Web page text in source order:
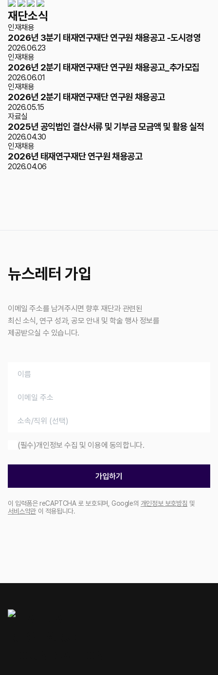
재단소식
인재채용
2026년 3분기 태재연구재단 연구원 채용공고 -도시경영
2026.06.23
인재채용
2026년 2분기 태재연구재단 연구원 채용공고_추가모집
2026.06.01
인재채용
2026년 2분기 태재연구재단 연구원 채용공고
2026.05.15
자료실
2025년 공익법인 결산서류 및 기부금 모금액 및 활용 실적
2026.04.30
인재채용
2026년 태재연구재단 연구원 채용공고
2026.04.06
뉴스레터 가입
이메일 주소를 남겨주시면 향후 재단과 관련된
최신 소식, 연구 성과, 공모 안내 및 학술 행사 정보를
제공받으실 수 있습니다.
(필수)개인정보 수집 및 이용에 동의합니다.
가입하기
이 입력폼은 reCAPTCHA 로 보호되며, Google의 개인정보 보호방침 및
서비스약관 이 적용됩니다.